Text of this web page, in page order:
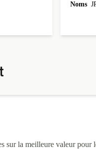
Noms
la meilleure valeur